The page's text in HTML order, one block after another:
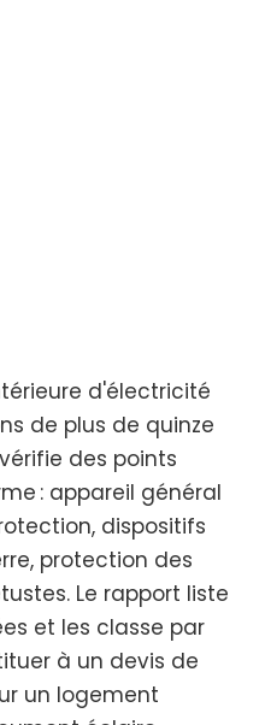
d'électricité
de plus de quinze
des points
: appareil général
dispositifs
protection des
Le rapport liste
et les classe par
à un devis de
un logement